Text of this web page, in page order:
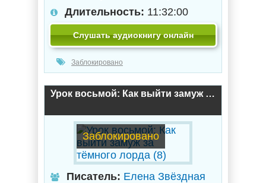
Длительность: 11:32:00
Слушать аудиокнигу онлайн
Заблокировано
Урок восьмой: Как выйти замуж за тёмного лорда (8)
Заблокировано
Писатель: Елена Звёздная